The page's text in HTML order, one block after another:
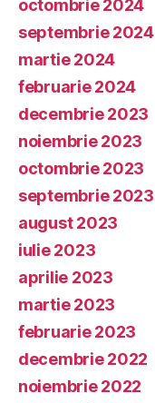
octombrie 2024
septembrie 2024
martie 2024
februarie 2024
decembrie 2023
noiembrie 2023
octombrie 2023
septembrie 2023
august 2023
iulie 2023
aprilie 2023
martie 2023
februarie 2023
decembrie 2022
noiembrie 2022